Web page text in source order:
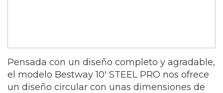
Pensada con un diseño completo y agradable,
el modelo Bestway 10′ STEEL PRO nos ofrece
un diseño circular con unas dimensiones de